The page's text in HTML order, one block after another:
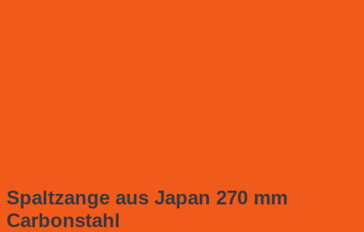
Spaltzange aus Japan 270 mm
Carbonstahl